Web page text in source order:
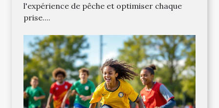
l'expérience de pêche et optimiser chaque
prise....